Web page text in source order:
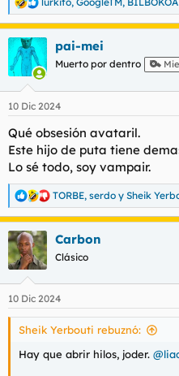
R
e
a
c
c
i
e
:
pai-mei
Muerto por dentro
10 Dic 2024
Qué obsesión avataril.
Este hijo de puta tiene
Lo sé todo, soy vampair.
R
e
a
c
c
i
e
s
TORBE, serdo y Sheik
Carbon
Clásico
10 Dic 2024
Sheik Yerbouti rebuznó:
Hay que abrir hilos, joder.